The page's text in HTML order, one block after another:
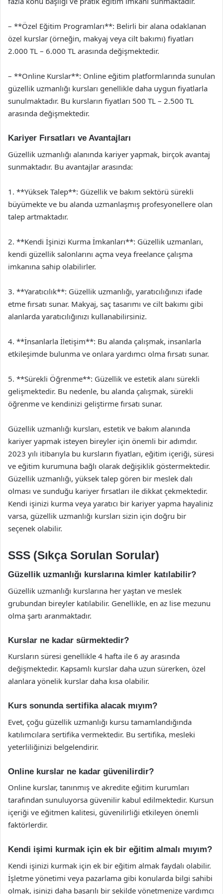
– **Özel Eğitim Programları**: Belirli bir alana odaklanan
özel kurslar (örneğin, makyaj veya cilt bakımı) fiyatları
2.000 TL – 6.000 TL arasında değişmektedir.
– **Online Kurslar**: Online eğitim platformlarında sunulan
güzellik uzmanlığı kursları genellikle daha uygun fiyatlarla
sunulmaktadır. Bu kursların fiyatları 500 TL – 2.500 TL
arasında değişmektedir.
Kariyer Fırsatları ve Avantajları
Güzellik uzmanlığı alanında kariyer yapmak, birçok avantaj
sunmaktadır. Bu avantajlar arasında:
1. **Yüksek Talep**: Güzellik ve bakım sektörü sürekli
büyümekte ve bu alanda uzmanlaşmış profesyonellere olan
talep artmaktadır.
2. **Kendi İşinizi Kurma İmkanları**: Güzellik uzmanları,
kendi güzellik salonlarını açma veya freelance çalışma
imkanına sahip olabilirler.
3. **Yaratıcılık**: Güzellik uzmanlığı, yaratıcılığınızı ifade
etme fırsatı sunar. Makyaj, saç tasarımı ve cilt bakımı gibi
alanlarda yaratıcılığınızı kullanabilirsiniz.
4. **İnsanlarla İletişim**: Bu alanda çalışmak, insanlarla
etkileşimde bulunma ve onlara yardımcı olma fırsatı sunar.
5. **Sürekli Öğrenme**: Güzellik ve estetik alanı sürekli
gelişmektedir. Bu nedenle, bu alanda çalışmak, sürekli
öğrenme ve kendinizi geliştirme fırsatı sunar.
Güzellik uzmanlığı kursları, estetik ve bakım alanında
kariyer yapmak isteyen bireyler için önemli bir adımdır.
2023 yılı itibarıyla bu kursların fiyatları, eğitim içeriği, süresi
ve eğitim kurumuna bağlı olarak değişiklik göstermektedir.
Güzellik uzmanlığı, yüksek talep gören bir meslek dalı
olması ve sunduğu kariyer fırsatları ile dikkat çekmektedir.
Kendi işinizi kurma veya yaratıcı bir kariyer yapma hayaliniz
varsa, güzellik uzmanlığı kursları sizin için doğru bir
seçenek olabilir.
SSS (Sıkça Sorulan Sorular)
Güzellik uzmanlığı kurslarına kimler katılabilir?
Güzellik uzmanlığı kurslarına her yaştan ve meslek
grubundan bireyler katılabilir. Genellikle, en az lise mezunu
olma şartı aranmaktadır.
Kurslar ne kadar sürmektedir?
Kursların süresi genellikle 4 hafta ile 6 ay arasında
değişmektedir. Kapsamlı kurslar daha uzun sürerken, özel
alanlara yönelik kurslar daha kısa olabilir.
Kurs sonunda sertifika alacak mıyım?
Evet, çoğu güzellik uzmanlığı kursu tamamlandığında
katılımcılara sertifika vermektedir. Bu sertifika, mesleki
yeterliliğinizi belgelendirir.
Online kurslar ne kadar güvenilirdir?
Online kurslar, tanınmış ve akredite eğitim kurumları
tarafından sunuluyorsa güvenilir kabul edilmektedir. Kursun
içeriği ve eğitmen kalitesi, güvenilirliği etkileyen önemli
faktörlerdir.
Kendi işimi kurmak için ek bir eğitim almalı mıyım?
Kendi işinizi kurmak için ek bir eğitim almak faydalı olabilir.
İşletme yönetimi veya pazarlama gibi konularda bilgi sahibi
olmak, işinizi daha başarılı bir şekilde yönetmenize yardımcı